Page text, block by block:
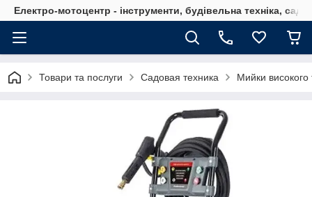
Електро-мотоцентр - інструменти, будівельна техніка,
Товари та послуги Садовая техника Мийки високого